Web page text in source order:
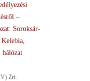
–
Soroksár-
hálózat
Zrt.